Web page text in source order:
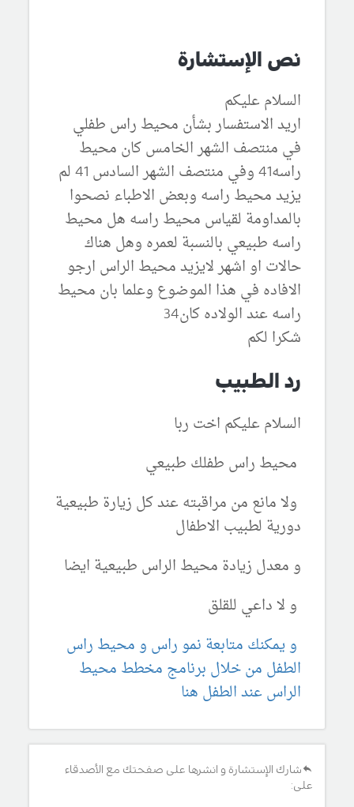
نص الإستشارة
السلام عليكم
اريد الاستفسار بشأن محيط راس طفلي
في منتصف الشهر الخامس كان محيط
راسه41 وفي منتصف الشهر السادس 41 لم
يزيد محيط راسه وبعض الاطباء نصحوا
بالمداومة لقياس محيط راسه هل محيط
راسه طبيعي بالنسبة لعمره وهل هناك
حالات او اشهر لايزيد محيط الراس ارجو
الافاده في هذا الموضوع وعلما بان محيط
راسه عند الولاده كان34
شكرا لكم
رد الطبيب
السلام عليكم اخت ربا
محيط راس طفلك طبيعي
ولا مانع من مراقبته عند كل زيارة طبيعية
دورية لطبيب الاطفال
و معدل زيادة محيط الراس طبيعية ايضا
و لا داعي للقلق
و يمكنك متابعة نمو راس و محيط راس
الطفل من خلال برنامج مخطط محيط
الراس عند الطفل هنا
شارك الإستشارة و انشرها على صفحتك مع الأصدقاء
على: